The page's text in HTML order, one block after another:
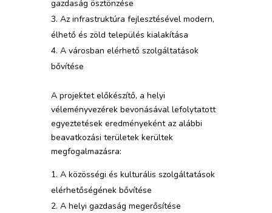
gazdaság ösztönzése
Az infrastruktúra fejlesztésével modern,
élhető és zöld település kialakítása
A városban elérhető szolgáltatások
bővítése
A projektet előkészítő, a helyi
véleményvezérek bevonásával lefolytatott
egyeztetések eredményeként az alábbi
beavatkozási területek kerültek
megfogalmazásra:
A közösségi és kulturális szolgáltatások
elérhetőségének bővítése
A helyi gazdaság megerősítése